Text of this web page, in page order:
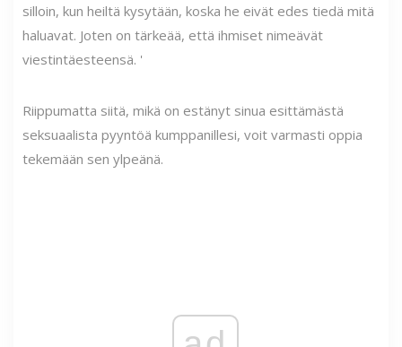
silloin, kun heiltä kysytään, koska he eivät edes tiedä mitä
haluavat. Joten on tärkeää, että ihmiset nimeävät
viestintäesteensä. '
Riippumatta siitä, mikä on estänyt sinua esittämästä
seksuaalista pyyntöä kumppanillesi, voit varmasti oppia
tekemään sen ylpeänä.